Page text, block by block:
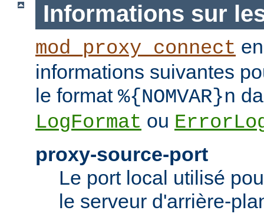
Informations sur
mod_proxy_connect
informations suivantes
le format %{NOMVAR}n
LogFormat ou
proxy-source-port
Le port local utilisé
le serveur d'arrière-